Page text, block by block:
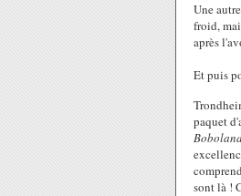
Une
froid,
après
Et puis
paquet
sont là !